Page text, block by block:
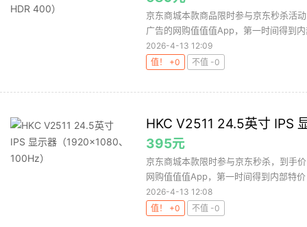
京东商城本款商品限时参与京东秒杀活
广告的网购值值值App，第一时间得到
2026-4-13 12:09
值！ +0
不值 -0
HKC V2511 24.5英寸 IPS
395元
京东商城本款限时参与京东秒杀，到手
网购值值值App，第一时间得到内部特
2026-4-13 12:08
值！ +0
不值 -0